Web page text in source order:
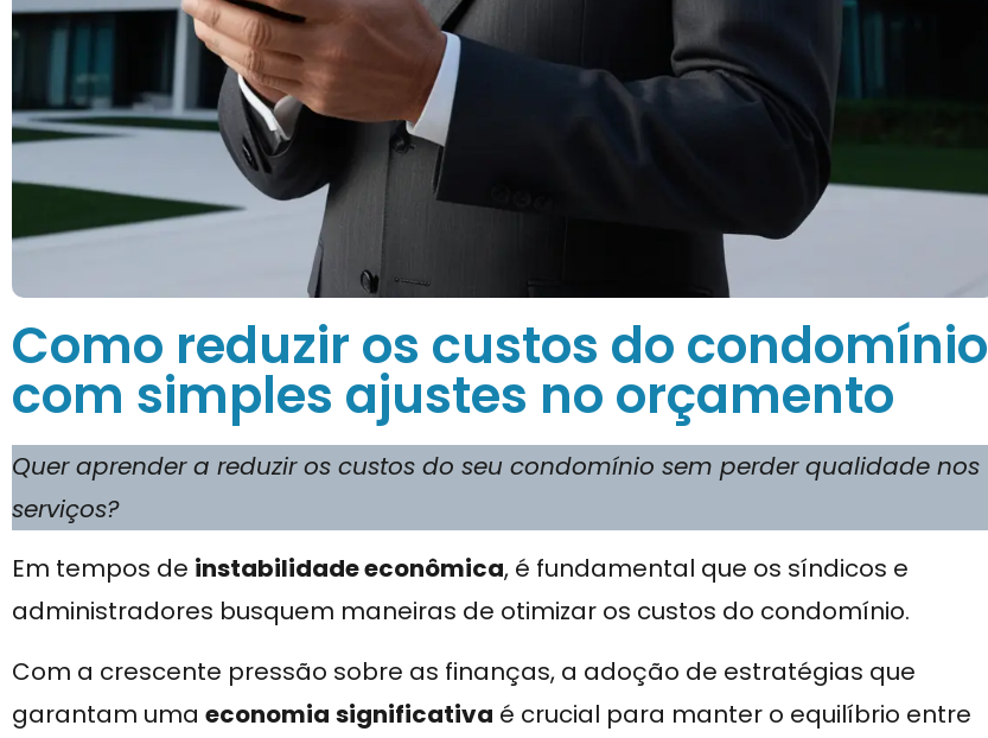
Como reduzir os custos do condomínio
com simples ajustes no orçamento
Quer aprender a reduzir os custos do seu condomínio sem perder qualidade nos
serviços?
Em tempos de instabilidade econômica, é fundamental que os síndicos e
administradores busquem maneiras de otimizar os custos do condomínio.
Com a crescente pressão sobre as finanças, a adoção de estratégias que
garantam uma economia significativa é crucial para manter o equilíbrio entre